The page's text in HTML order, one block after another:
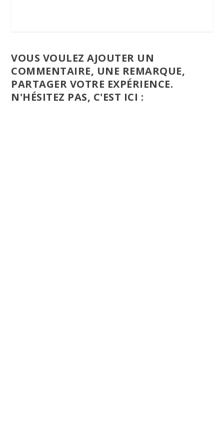
VOUS VOULEZ AJOUTER UN
COMMENTAIRE, UNE REMARQUE,
PARTAGER VOTRE EXPÉRIENCE.
N'HÉSITEZ PAS, C'EST ICI :